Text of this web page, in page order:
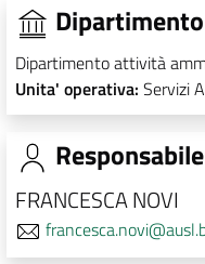
Dipartimento
Dipartimento attività
Unita' operativa: Servizi
FRANCESCA NOVI